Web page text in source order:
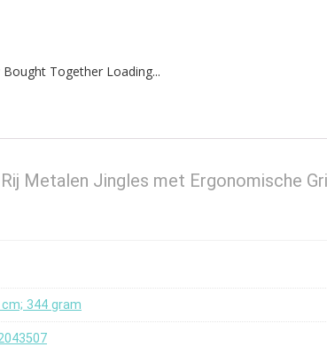
Bought Together Loading...
Metalen Jingles met Ergonomische
344 gram